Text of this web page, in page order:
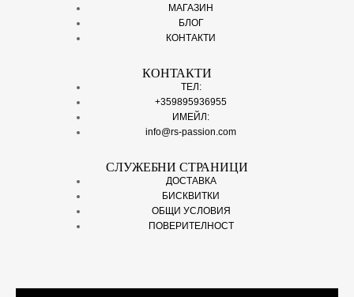
МАГАЗИН
БЛОГ
КОНТАКТИ
КОНТАКТИ
ТЕЛ:
+359895936955
ИМЕЙЛ:
info@rs-passion.com
СЛУЖЕБНИ СТРАНИЦИ
ДОСТАВКА
БИСКВИТКИ
ОБЩИ УСЛОВИЯ
ПОВЕРИТЕЛНОСТ